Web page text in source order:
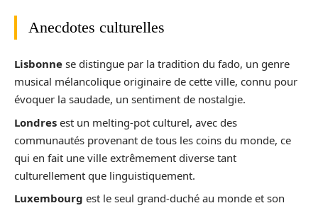
Anecdotes culturelles
Lisbonne se distingue par la tradition du fado, un genre
musical mélancolique originaire de cette ville, connu pour
évoquer la saudade, un sentiment de nostalgie.
Londres est un melting-pot culturel, avec des
communautés provenant de tous les coins du monde, ce
qui en fait une ville extrêmement diverse tant
culturellement que linguistiquement.
Luxembourg est le seul grand-duché au monde et son